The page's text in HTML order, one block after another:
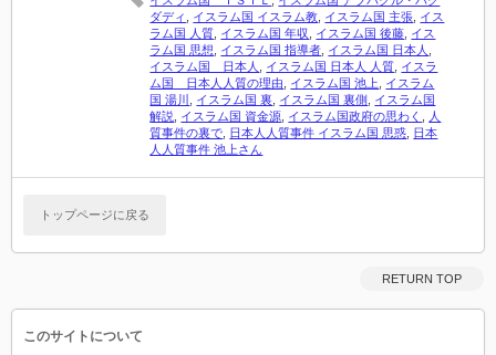
ダディ
イスラム国 イスラム教 イスラム国 主張 イス
ラム国 人質 イスラム国 年収 イスラム国 後藤 イス
ラム国 思想
イスラム国 指導者 イスラム国 日本人
イスラム国 日本人
イスラム国 日本人 人質 イスラ
ム国 日本人人質の理由
イスラム国 池上
イスラム
国 湯川
イスラム国 裏 イスラム国 裏側
イスラム国
解説
イスラム国 資金源 イスラム国政府の思わく
人
質事件の裏で 日本人人質事件 イスラム国 思惑 日本
人人質事件 池上さん
トップページに戻る
RETURN TOP
このサイトについて